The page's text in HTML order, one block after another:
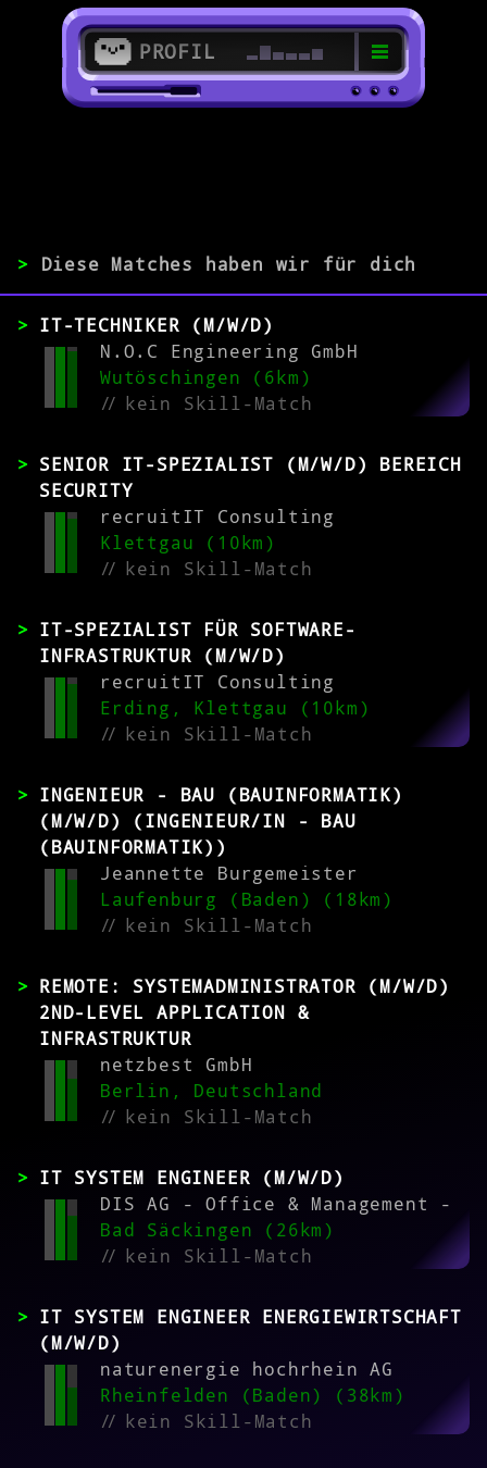
PROFIL
>
ERFAHRUNG
0-1 2-5 >5
> Diese Matches haben wir für dich
IT-TECHNIKER (M/W/D)
N.O.C Engineering GmbH
Wutöschingen (6km)
//kein Skill-Match
SENIOR IT-SPEZIALIST (M/W/D) BEREICH
SECURITY
recruitIT Consulting
Klettgau (10km)
//kein Skill-Match
IT-SPEZIALIST FÜR SOFTWARE-
INFRASTRUKTUR (M/W/D)
recruitIT Consulting
Erding, Klettgau (10km)
//kein Skill-Match
INGENIEUR - BAU (BAUINFORMATIK)
(M/W/D) (INGENIEUR/IN - BAU
(BAUINFORMATIK))
Jeannette Burgemeister
Laufenburg (Baden) (18km)
//kein Skill-Match
REMOTE: SYSTEMADMINISTRATOR (M/W/D)
2ND-LEVEL APPLICATION &
INFRASTRUKTUR
netzbest GmbH
Berlin, Deutschland
//kein Skill-Match
IT SYSTEM ENGINEER (M/W/D)
DIS AG - Office & Management -
Bad Säckingen (26km)
//kein Skill-Match
IT SYSTEM ENGINEER ENERGIEWIRTSCHAFT
(M/W/D)
naturenergie hochrhein AG
Rheinfelden (Baden) (38km)
//kein Skill-Match